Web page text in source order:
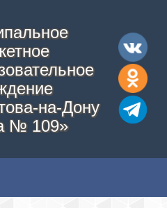
на-Дону
№ 109»